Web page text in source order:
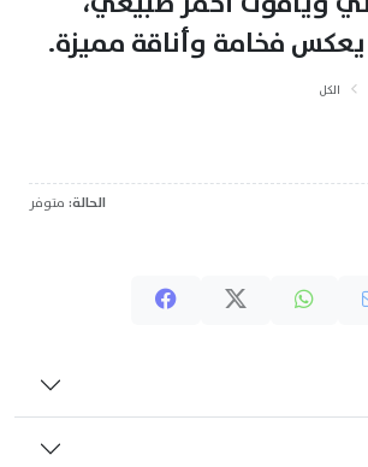
فخامة وأناقة مميزة.
الكل
الحالة: متوفر